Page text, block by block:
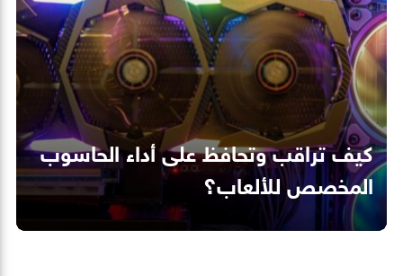
كيف تراقب وتحافظ على أداء الحاسوب
المخصص للألعاب؟